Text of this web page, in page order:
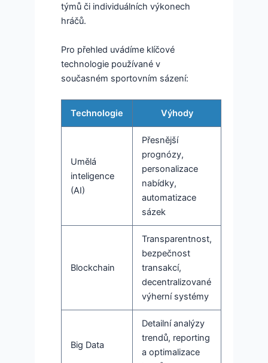
týmů či individuálních výkonech
hráčů.
Pro přehled uvádíme klíčové
technologie používané v
současném sportovním sázení:
Technologie Výhody
Umělá
inteligence
(AI)
Přesnější
prognózy,
personalizace
nabídky,
automatizace
sázek
Blockchain
Transparentnost,
bezpečnost
transakcí,
decentralizované
výherní systémy
Big Data
Detailní analýzy
trendů, reporting
a optimalizace